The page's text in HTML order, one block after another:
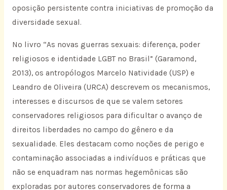
oposição persistente contra iniciativas de promoção da
diversidade sexual.
No livro “As novas guerras sexuais: diferença, poder
religiosos e identidade LGBT no Brasil” (Garamond,
2013), os antropólogos Marcelo Natividade (USP) e
Leandro de Oliveira (URCA) descrevem os mecanismos,
interesses e discursos de que se valem setores
conservadores religiosos para dificultar o avanço de
direitos liberdades no campo do gênero e da
sexualidade. Eles destacam como noções de perigo e
contaminação associadas a indivíduos e práticas que
não se enquadram nas normas hegemônicas são
exploradas por autores conservadores de forma a